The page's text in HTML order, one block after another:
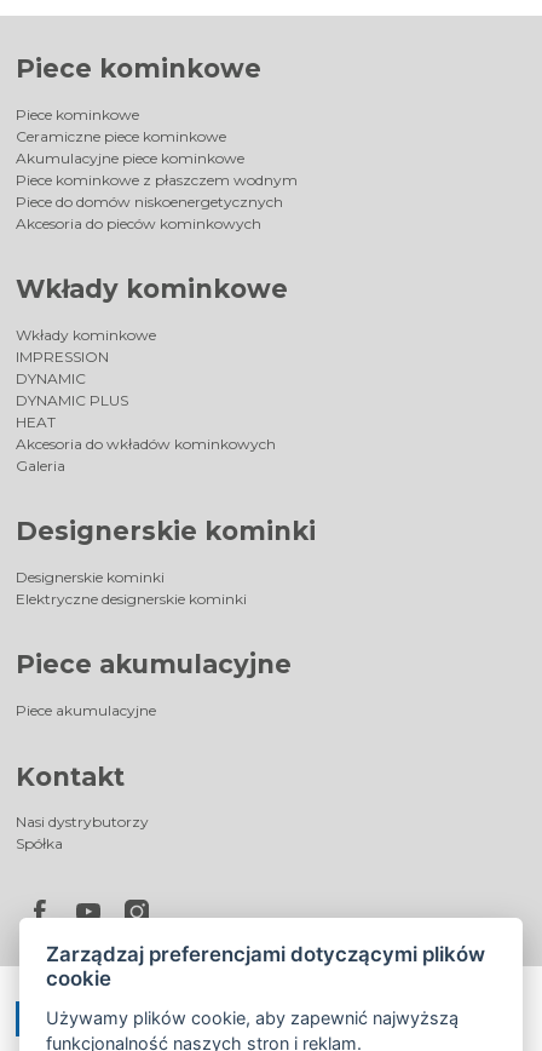
Piece kominkowe
Piece kominkowe
Ceramiczne piece kominkowe
Akumulacyjne piece kominkowe
Piece kominkowe z płaszczem wodnym
Piece do domów niskoenergetycznych
Akcesoria do pieców kominkowych
Wkłady kominkowe
Wkłady kominkowe
IMPRESSION
DYNAMIC
DYNAMIC PLUS
HEAT
Akcesoria do wkładów kominkowych
Galeria
Designerskie kominki
Designerskie kominki
Elektryczne designerskie kominki
Piece akumulacyjne
Piece akumulacyjne
Kontakt
Nasi dystrybutorzy
Spółka
Zarządzaj preferencjami dotyczącymi plików
cookie
Używamy plików cookie, aby zapewnić najwyższą
funkcjonalność naszych stron i reklam.